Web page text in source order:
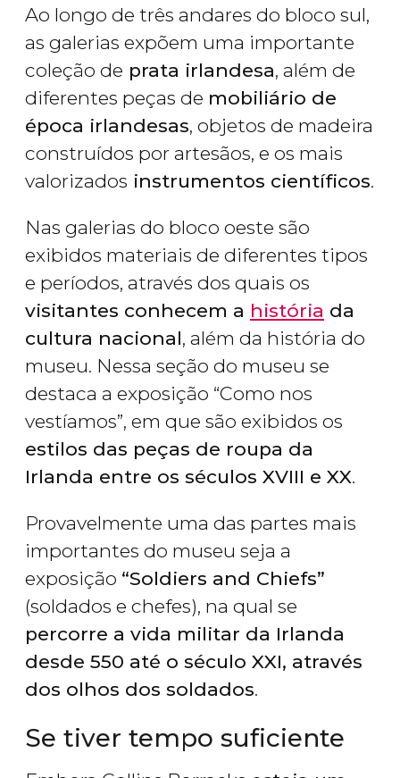
Ao longo de três andares do bloco sul,
as galerias expõem uma importante
coleção de prata irlandesa, além de
diferentes peças de mobiliário de
época irlandesas, objetos de madeira
construídos por artesãos, e os mais
valorizados instrumentos científicos.
Nas galerias do bloco oeste são
exibidos materiais de diferentes tipos
e períodos, através dos quais os
visitantes conhecem a história da
cultura nacional, além da história do
museu. Nessa seção do museu se
destaca a exposição “Como nos
vestíamos”, em que são exibidos os
estilos das peças de roupa da
Irlanda entre os séculos XVIII e XX.
Provavelmente uma das partes mais
importantes do museu seja a
exposição “Soldiers and Chiefs”
(soldados e chefes), na qual se
percorre a vida militar da Irlanda
desde 550 até o século XXI, através
dos olhos dos soldados.
Se tiver tempo suficiente